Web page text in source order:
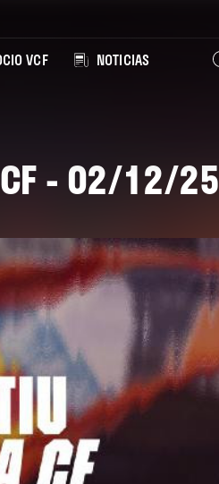
VCF NOTICIAS
CF - 02/12/25